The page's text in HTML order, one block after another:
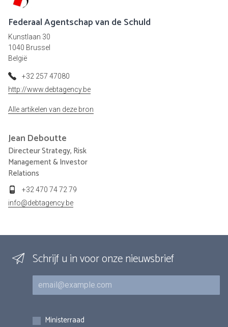
Federaal Agentschap van de Schuld
Kunstlaan 30
1040 Brussel
België
+32 257 47080
http://www.debtagency.be
Alle artikelen van deze bron
Jean Deboutte
Directeur Strategy, Risk
Management & Investor
Relations
+32 470 74 72 79
info@debtagency.be
Schrijf u in voor onze nieuwsbrief
E-mail
Inschrijvingen
Ministerraad